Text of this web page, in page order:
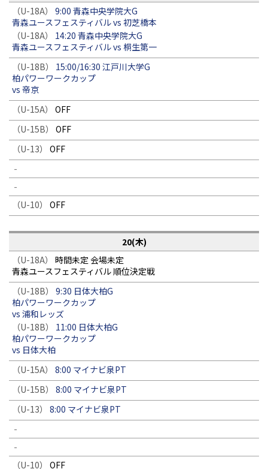
（U-18A）
9:00 青森中央学院大G
青森ユースフェスティバル vs 初芝橋本
（U-18A）
14:20 青森中央学院大G
青森ユースフェスティバル vs 桐生第一
（U-18B）
15:00/16:30 江戸川大学G
柏パワーワークカップ
vs 帝京
（U-15A）
OFF
（U-15B）
OFF
（U-13）
OFF
-
-
（U-10）
OFF
20(木)
（U-18A）
時間未定 会場未定
青森ユースフェスティバル 順位決定戦
（U-18B）
9:30 日体大柏G
柏パワーワークカップ
vs 浦和レッズ
（U-18B）
11:00 日体大柏G
柏パワーワークカップ
vs 日体大柏
（U-15A）
8:00 マイナビ泉PT
（U-15B）
8:00 マイナビ泉PT
（U-13）
8:00 マイナビ泉PT
-
-
（U-10）
OFF